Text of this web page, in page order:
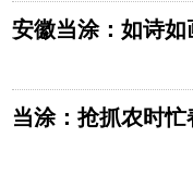
安徽当涂：如诗如
当涂：抢抓农时忙